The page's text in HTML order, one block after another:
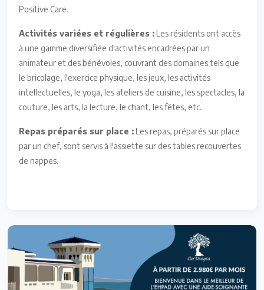
Positive Care.
Activités variées et régulières :Les résidents ont accès
à une gamme diversifiée d'activités encadrées par un
animateur et des bénévoles, couvrant des domaines tels que
le bricolage, l'exercice physique, les jeux, les activités
intellectuelles, le yoga, les ateliers de cuisine, les spectacles, la
couture, les arts, la lecture, le chant, les fêtes, etc.
Repas préparés sur place :Les repas, préparés sur place
par un chef, sont servis à l'assiette sur des tables recouvertes
de nappes.